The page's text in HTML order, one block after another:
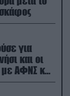
για
και οι
ΑΦΝΣ και